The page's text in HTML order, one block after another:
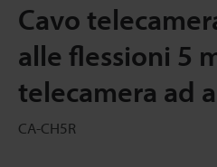
Cavo
alle flessioni 5
telecamera ad
CA-CH5R